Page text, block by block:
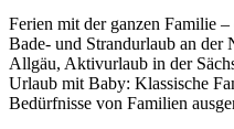
Ferien mit der ganzen Familie
Bade- und Strandurlaub an der
Allgäu, Aktivurlaub in der
Urlaub mit Baby: Klassische
Bedürfnisse von Familien